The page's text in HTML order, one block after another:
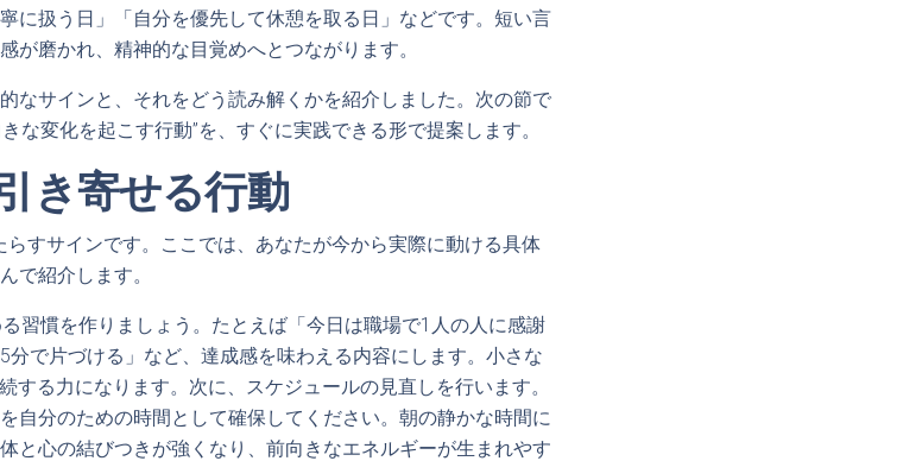
に扱う日」「自分を優先して休憩を取る日」などです。短い言
が磨かれ、精神的な目覚めへとつながります。
なサインと、それをどう読み解くかを紹介しました。次の節で
な変化を起こす行動”を、すぐに実践できる形で提案します。
き寄せる行動
らすサインです。ここでは、あなたが今から実際に動ける具体
で紹介します。
習慣を作りましょう。たとえば「今日は職場で1人の人に感謝
で片づける」など、達成感を味わえる内容にします。小さな
する力になります。次に、スケジュールの見直しを行います。
自分のための時間として確保してください。朝の静かな時間に
と心の結びつきが強くなり、前向きなエネルギーが生まれやす